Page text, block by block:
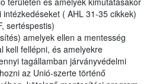
( AHL 31-35 cikkek)
sertéspestis)
amelyek ellen a mentesség
kell fellépni, és amelyekre
tagállamban járványvédelmi
az Unió-szerte történő